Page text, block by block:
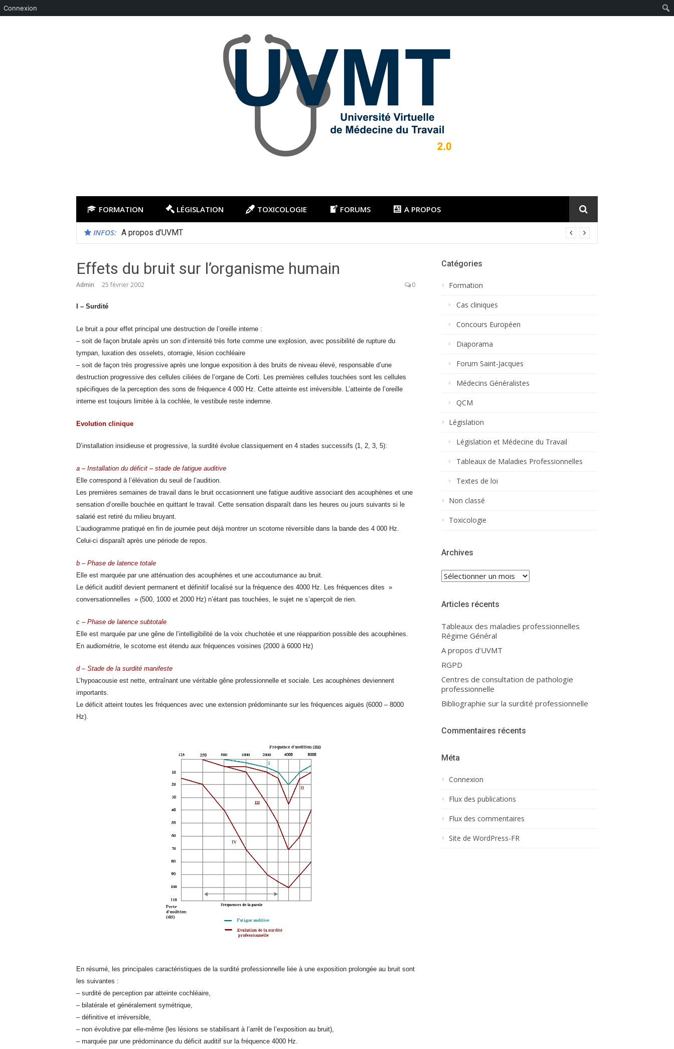
Connexion
FORMATION LÉGISLATION TOXICOLOGIE FORUMS A PROPOS
INFOS: A propos d’UVMT
Effets du bruit sur l’organisme humain
Admin 25 février 2002 0
I – Surdité
Le bruit a pour effet principal une destruction de l’oreille interne :
– soit de façon brutale après un son d’intensité très forte comme une explosion, avec possibilité de rupture du
tympan, luxation des osselets, otorragie, lésion cochléaire
– soit de façon très progressive après une longue exposition à des bruits de niveau élevé, responsable d’une
destruction progressive des cellules ciliées de l’organe de Corti. Les premières cellules touchées sont les cellules
spécifiques de la perception des sons de fréquence 4 000 Hz. Cette atteinte est irréversible. L’atteinte de l’oreille
interne est toujours limitée à la cochlée, le vestibule reste indemne.
Evolution clinique
D’installation insidieuse et progressive, la surdité évolue classiquement en 4 stades successifs (1, 2, 3, 5):
a – Installation du déficit – stade de fatigue auditive
Elle correspond à l’élévation du seuil de l’audition.
Les premières semaines de travail dans le bruit occasionnent une fatigue auditive associant des acouphènes et une
sensation d’oreille bouchée en quittant le travail. Cette sensation disparaît dans les heures ou jours suivants si le
salarié est retiré du milieu bruyant.
L’audiogramme pratiqué en fin de journée peut déjà montrer un scotome réversible dans la bande des 4 000 Hz.
Celui-ci disparaît après une période de repos.
b – Phase de latence totale
Elle est marquée par une atténuation des acouphènes et une accoutumance au bruit.
Le déficit auditif devient permanent et définitif localisé sur la fréquence des 4000 Hz. Les fréquences dites »
conversationnelles » (500, 1000 et 2000 Hz) n’étant pas touchées, le sujet ne s’aperçoit de rien.
c – Phase de latence subtotale
Elle est marquée par une gêne de l’intelligibilité de la voix chuchotée et une réapparition possible des acouphènes.
En audiométrie, le scotome est étendu aux fréquences voisines (2000 à 6000 Hz)
d – Stade de la surdité manifeste
L’hypoacousie est nette, entraînant une véritable gêne professionnelle et sociale. Les acouphènes deviennent
importants.
Le déficit atteint toutes les fréquences avec une extension prédominante sur les fréquences aiguës (6000 – 8000
Hz).
En résumé, les principales caractéristiques de la surdité professionnelle liée à une exposition prolongée au bruit sont
les suivantes :
– surdité de perception par atteinte cochléaire,
– bilatérale et généralement symétrique,
– définitive et irréversible,
– non évolutive par elle-même (les lésions se stabilisant à l’arrêt de l’exposition au bruit),
– marquée par une prédominance du déficit auditif sur la fréquence 4000 Hz.
Catégories
Formation
Cas cliniques
Concours Européen
Diaporama
Forum Saint-Jacques
Médecins Généralistes
QCM
Législation
Législation et Médecine du Travail
Tableaux de Maladies Professionnelles
Textes de loi
Non classé
Toxicologie
Archives
Archives
Articles récents
Tableaux des maladies professionnelles
Régime Général
A propos d’UVMT
RGPD
Centres de consultation de pathologie
professionnelle
Bibliographie sur la surdité professionnelle
Commentaires récents
Méta
Connexion
Flux des publications
Flux des commentaires
Site de WordPress-FR